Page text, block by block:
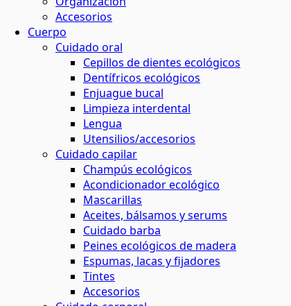
Accesorios
Cuerpo
Cuidado oral
Cepillos de dientes ecológicos
Dentífricos ecológicos
Enjuague bucal
Limpieza interdental
Lengua
Utensilios/accesorios
Cuidado capilar
Champús ecológicos
Acondicionador ecológico
Mascarillas
Aceites, bálsamos y serums
Cuidado barba
Peines ecológicos de madera
Espumas, lacas y fijadores
Tintes
Accesorios